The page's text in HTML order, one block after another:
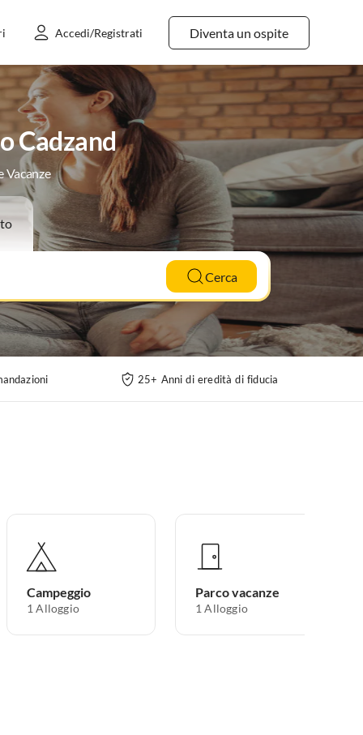
Diventa un ospite
Accedi/Registrati
Cadzand
Vacanze
Cerca
25+ Anni di eredità di fiducia
Campeggio
1 Alloggio
Parco vacanze
1 Alloggio